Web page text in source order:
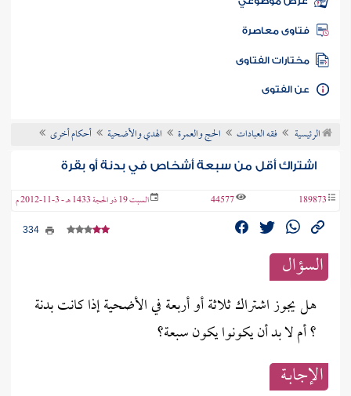
عرض موضوعي
فتاوى معاصرة
مختارات الفتاوى
الفتوى
الرئيسية فقه العبادات الحج والعمرة الهدي والأضحية أحكام أخرى
اشتراك أقل من سبعة أشخاص في بدنة أو بقرة
189873
44577 السبت 19 ذو الحجة 1433 هـ - 3-11-2012 م
السؤال
هل يجوز اشتراك ثلاثة أو أربعة في الأضحية إذا كانت بدنة
؟ أم لا بد أن يكونوا يكون سبعة؟
الإجابــة